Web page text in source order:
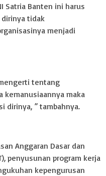
Satria Banten ini harus
dirinya tidak
menjadi
tentang
kemanusiaannya maka
dirinya, ” tambahnya.
Anggaran Dasar dan
penyusunan program kerja
kepengurusan